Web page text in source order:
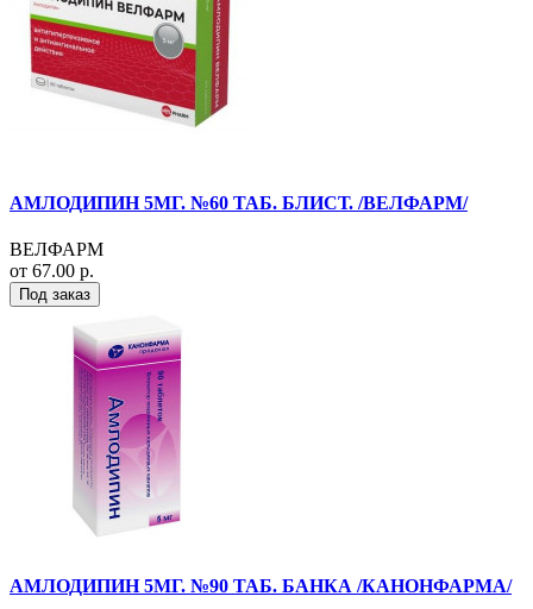
АМЛОДИПИН 5МГ. №60 ТАБ. БЛИСТ. /ВЕЛФАРМ/
ВЕЛФАРМ
от 67.00 р.
Под заказ
АМЛОДИПИН 5МГ. №90 ТАБ. БАНКА /КАНОНФАРМА/